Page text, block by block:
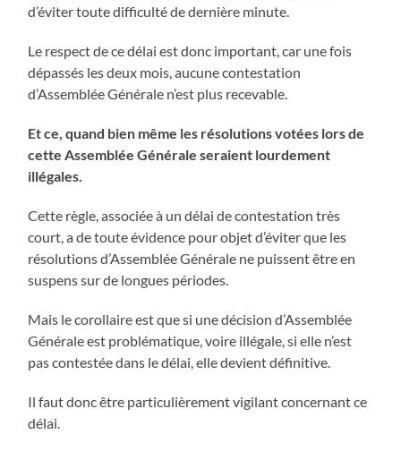
d’éviter toute difficulté de dernière minute.
Le respect de ce délai est donc important, car une fois
dépassés les deux mois, aucune contestation
d’Assemblée Générale n’est plus recevable.
Et ce, quand bien même les résolutions votées lors de
cette Assemblée Générale seraient lourdement
illégales.
Cette règle, associée à un délai de contestation très
court, a de toute évidence pour objet d’éviter que les
résolutions d’Assemblée Générale ne puissent être en
suspens sur de longues périodes.
Mais le corollaire est que si une décision d’Assemblée
Générale est problématique, voire illégale, si elle n’est
pas contestée dans le délai, elle devient définitive.
Il faut donc être particulièrement vigilant concernant ce
délai.